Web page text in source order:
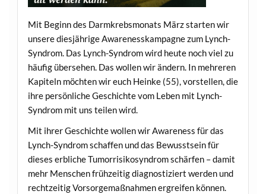
Mit Beginn des Darmkrebsmonats März starten wir
unsere diesjährige Awarenesskampagne zum Lynch-
Syndrom. Das Lynch-Syndrom wird heute noch viel zu
häufig übersehen. Das wollen wir ändern. In mehreren
Kapiteln möchten wir euch Heinke (55), vorstellen, die
ihre persönliche Geschichte vom Leben mit Lynch-
Syndrom mit uns teilen wird.
Mit ihrer Geschichte wollen wir Awareness für das
Lynch-Syndrom schaffen und das Bewusstsein für
dieses erbliche Tumorrisikosyndrom schärfen – damit
mehr Menschen frühzeitig diagnostiziert werden und
rechtzeitig Vorsorgemaßnahmen ergreifen können.